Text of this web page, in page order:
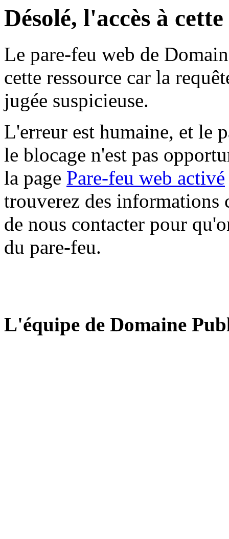
Désolé, l'accès à
Le pare-feu web de
cette ressource car la
jugée suspicieuse.
L'erreur est humaine, et le
le blocage n'est pas
la page Pare-feu web activé
trouverez des informations
de nous contacter pour
du pare-feu.
L'équipe de Domaine